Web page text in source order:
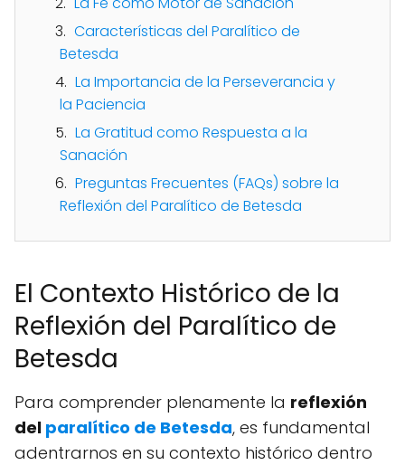
Características del Paralítico de
Betesda
La Importancia de la Perseverancia y
la Paciencia
La Gratitud como Respuesta a la
Sanación
Preguntas Frecuentes (FAQs) sobre la
Reflexión del Paralítico de Betesda
El Contexto Histórico de la
Reflexión del Paralítico de
Betesda
Para comprender plenamente la reflexión
del paralítico de Betesda, es fundamental
adentrarnos en su contexto histórico dentro